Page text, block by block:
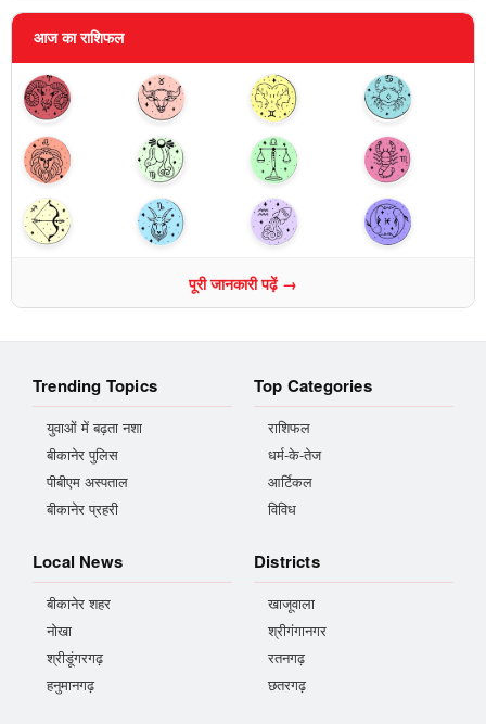
आज का राशिफल
पूरी जानकारी पढ़ें →
Trending Topics
युवाओं में बढ़ता नशा
बीकानेर पुलिस
पीबीएम अस्पताल
बीकानेर प्रहरी
Top Categories
राशिफल
धर्म-के-तेज
आर्टिकल
विविध
Local News
बीकानेर शहर
नोखा
श्रीडूंगरगढ़
हनुमानगढ़
Districts
खाजूवाला
श्रीगंगानगर
रतनगढ़
छतरगढ़